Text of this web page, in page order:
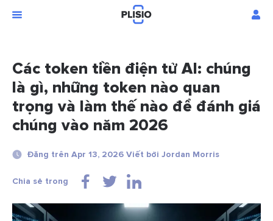
Các token tiền điện tử AI: chúng
là gì, những token nào quan
trọng và làm thế nào để đánh giá
chúng vào năm 2026
Đăng trên Apr 13, 2026 Viết bởi Jordan Morris
Chia sẻ trong